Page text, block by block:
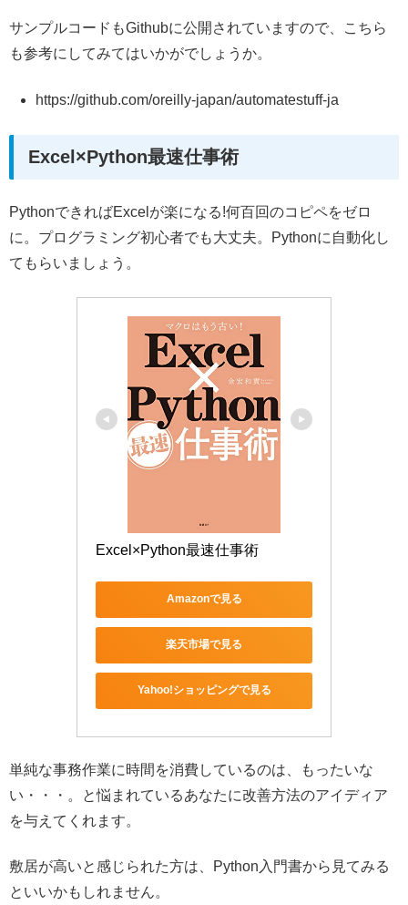
サンプルコードもGithubに公開されていますので、こちら
も参考にしてみてはいかがでしょうか。
https://github.com/oreilly-japan/automatestuff-ja
Excel×Python最速仕事術
PythonできればExcelが楽になる!何百回のコピペをゼロ
に。プログラミング初心者でも大丈夫。Pythonに自動化し
てもらいましょう。
Excel×Python最速仕事術
Amazonで見る
楽天市場で見る
Yahoo!ショッピングで見る
単純な事務作業に時間を消費しているのは、もったいな
い・・・。と悩まれているあなたに改善方法のアイディア
を与えてくれます。
敷居が高いと感じられた方は、Python入門書から見てみる
といいかもしれません。